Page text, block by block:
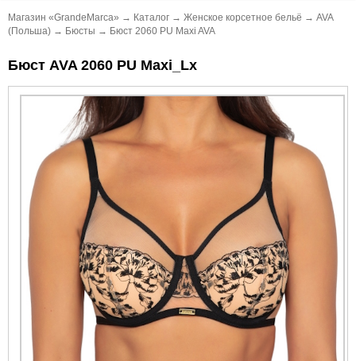
Магазин «GrandeMarca» → Каталог → Женское корсетное бельё → AVA
(Польша) → Бюсты → Бюст 2060 PU Maxi AVA
Бюст AVA 2060 PU Maxi_Lx